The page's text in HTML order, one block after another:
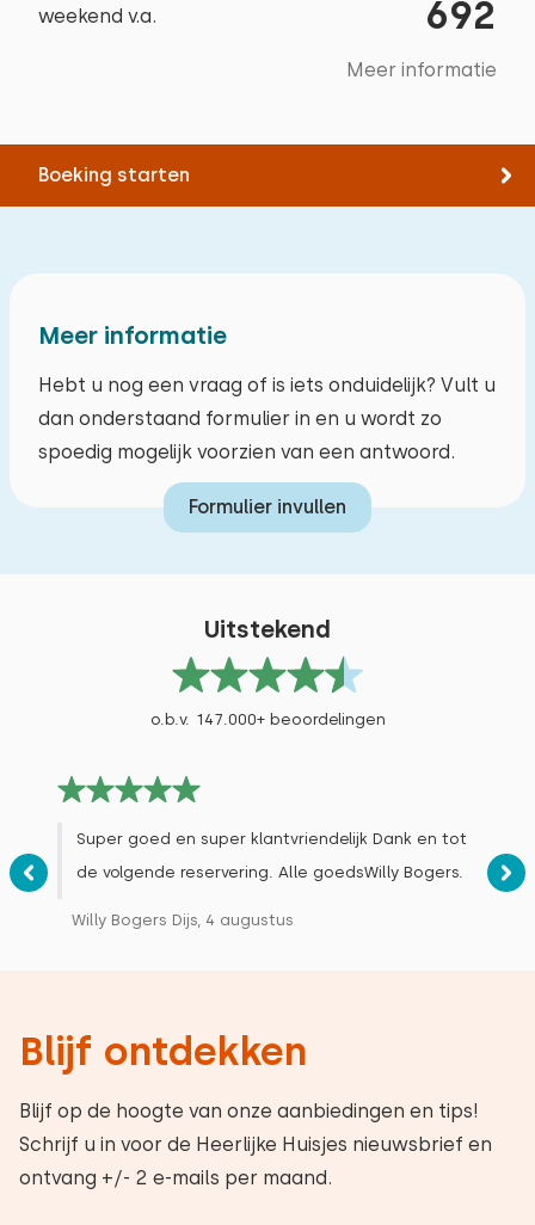
weekend v.a. 692
Meer informatie
Boeking starten
Treinstation
4,0 km
omgeving
Meer informatie
Hebt u nog een vraag of is iets onduidelijk? Vult u
dan onderstaand formulier in en u wordt zo
spoedig mogelijk voorzien van een antwoord.
Formulier invullen
Uitstekend
o.b.v. 147.000+ beoordelingen
Super goed en super klantvriendelijk Dank en tot
de volgende reservering. Alle goedsWilly Bogers.
Willy Bogers Dijs, 4 augustus
Blijf ontdekken
Blijf op de hoogte van onze aanbiedingen en tips!
Schrijf u in voor de Heerlijke Huisjes nieuwsbrief en
ontvang +/- 2 e-mails per maand.